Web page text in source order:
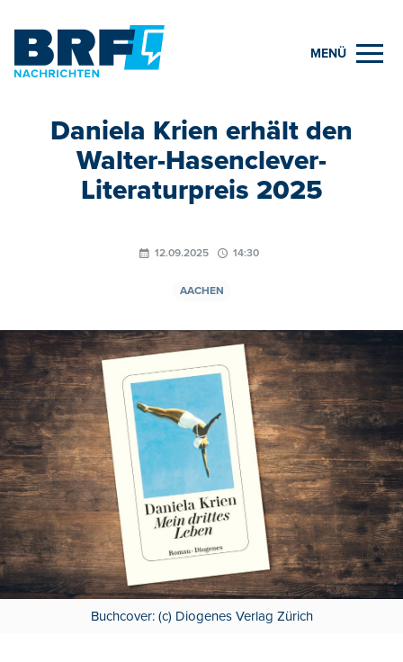
MENÜ
Daniela Krien erhält den
Walter-Hasenclever-
Literaturpreis 2025
12.09.2025 14:30
AACHEN
Buchcover: (c) Diogenes Verlag Zürich